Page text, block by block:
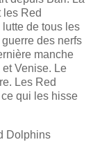
les Red
lutte de tous les
des nerfs
manche
Venise. Le
Les Red
qui les hisse
Dolphins